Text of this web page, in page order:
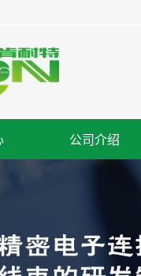
连接器--公座
连接器--牛角
连接器--WAFER
公司介绍
经营理念
组织架构